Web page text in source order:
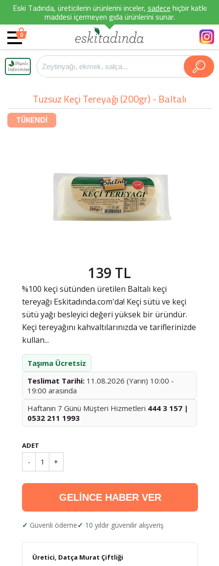
Eski Tadında, üreticilerin ürünlerini inceler,sadecehiçbir katkı
maddesi içermeyen gıda ürünlerini sunar.
0
Planlı
İndirimler
Tuzsuz Keçi Tereyağı (200gr) - Baltalı
TÜKENDİ
139 TL
%100 keçi sütünden üretilen Baltalı keçi
tereyağı Eskitadında.com'da! Keçi sütü ve keçi
sütü yağı besleyici değeri yüksek bir üründür.
Keçi tereyağını kahvaltılarınızda ve tariflerinizde
kullan...
Taşıma Ücretsiz
Teslimat Tarihi: 11.08.2026 (Yarın) 10:00 -
19:00 arasında
Haftanın 7 Günü Müşteri Hizmetleri 444 3 157 |
0532 211 1993
ADET
- 1 +
GELİNCE HABER VER
Güvenli ödeme 10 yıldır güvenilir alışveriş
Üretici, Datça Murat Çiftliği